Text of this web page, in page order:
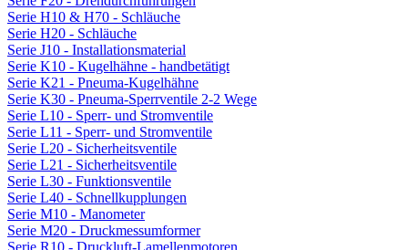
Serie H10 & H70 - Schläuche
Serie H20 - Schläuche
Serie J10 - Installationsmaterial
Serie K10 - Kugelhähne - handbetätigt
Serie K21 - Pneuma-Kugelhähne
Serie K30 - Pneuma-Sperrventile 2-2 Wege
Serie L10 - Sperr- und Stromventile
Serie L11 - Sperr- und Stromventile
Serie L20 - Sicherheitsventile
Serie L21 - Sicherheitsventile
Serie L30 - Funktionsventile
Serie L40 - Schnellkupplungen
Serie M10 - Manometer
Serie M20 - Druckmessumformer